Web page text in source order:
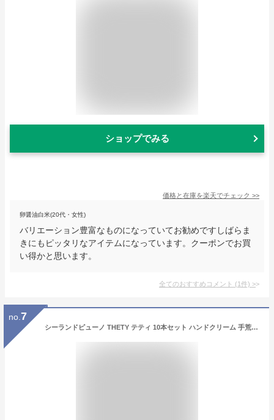
ショップでみる
価格と在庫を楽天でチェック >>
卵醤油白米(20代・女性)
バリエーション豊富なものになっていてお勧めですしばらま
きにもピッタリなアイテムになっています。クーポンでお買
い得かと思います。
全てのおすすめコメント (1件) >
no. 7
シーランドピューノ THETY テティ 10本セット ハンドクリーム 手荒れ 肌荒れ 保湿 ギフト箱付 美容院 美容室 サロン用